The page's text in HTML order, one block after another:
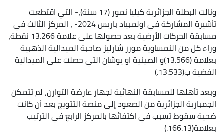
ونالت البطلة الجزائرية كيليا نمور (17 سنة)،- التي اقتطعت
تأشيرة المشاركة في اولمبياد باريس 2024- ، المركز الثالث في
مسابقة الحركات الأرضية بعد حصولها على علامة 13.266 نقطة،
وراء كل من النمساوية مورز شارليز صاحبة الميدالية الذهبية
بعلامة (13.566)و الصينية او يوشان التي حصلت على الميدالية
الفضية ب(13.533.)
وبعد تأهلها للمسابقة النهائية لجهاز عارضة التوازن، لم تتمكن
الجمبازية الجزائرية من الصعود إلى منصة التتويج بعد أن كانت
ضحية سقوط تسبب في اكتفائها بالمركز الرابع في الترتيب
بعلامة(166.13.)